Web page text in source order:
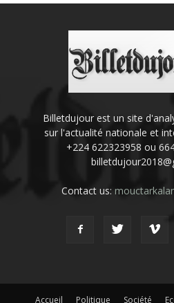
Billetdujour est un site
sur l'actualité nationale et
+224 622323958 ou
Contact us:
Accueil Politique Société